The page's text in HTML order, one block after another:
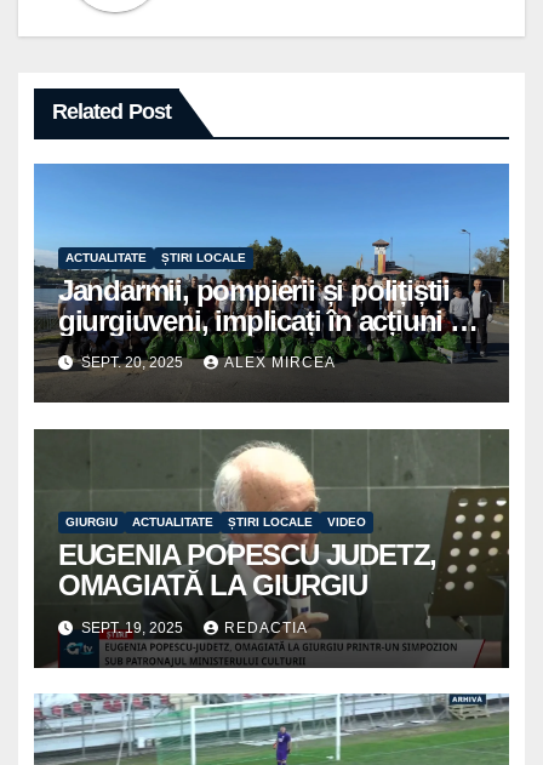
Related Post
ACTUALITATE ȘTIRI LOCALE
Jandarmii, pompierii și polițiștii
giurgiuveni, implicați în acțiuni de
voluntariat pentru un oraș mai
curat
SEPT. 20, 2025 ALEX MIRCEA
GIURGIU ACTUALITATE ȘTIRI LOCALE VIDEO
EUGENIA POPESCU JUDETZ,
OMAGIATĂ LA GIURGIU
SEPT. 19, 2025 REDACTIA